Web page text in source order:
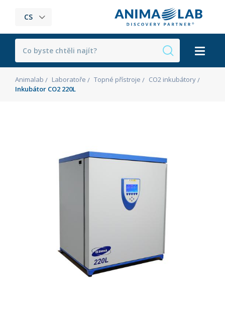
CS
Animalab Laboratoře Topné přístroje
CO2 inkubátory
Inkubátor CO2 220L